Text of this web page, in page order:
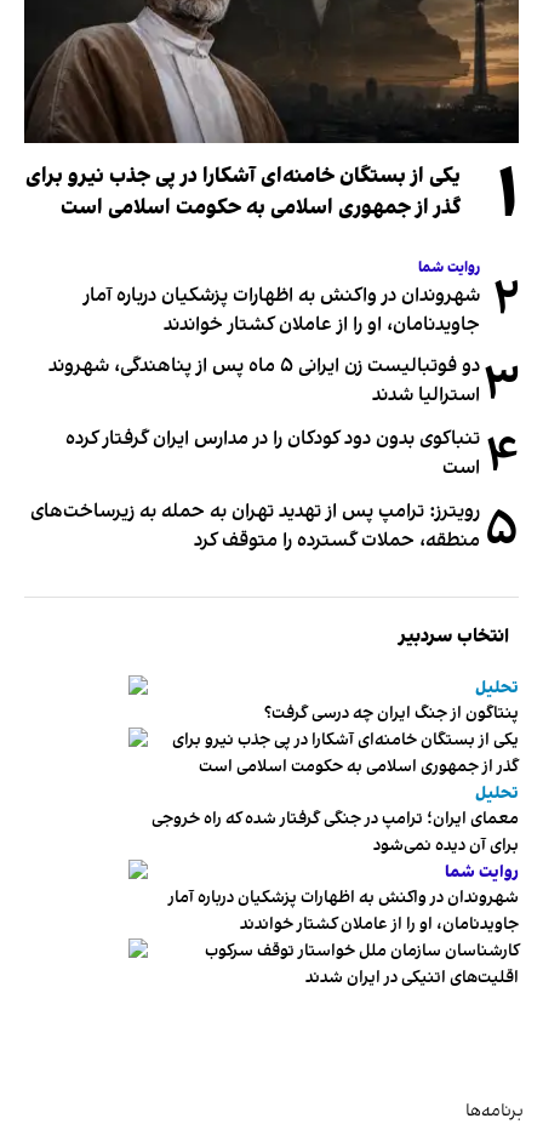
۱
یکی از بستگان خامنه‌ای آشکارا در پی جذب نیرو برای
گذر از جمهوری اسلامی به حکومت اسلامی است
۲ روایت شما
شهروندان در واکنش به اظهارات پزشکیان درباره آمار
جاویدنامان، او را از عاملان کشتار خواندند
۳
دو فوتبالیست زن ایرانی ۵ ماه پس از پناهندگی، شهروند
استرالیا شدند
۴ تنباکوی بدون دود کودکان را در مدارس ایران گرفتار کرده
است
۵ رویترز: ترامپ پس از تهدید تهران به حمله به زیرساخت‌های
منطقه، حملات گسترده را متوقف کرد
انتخاب سردبیر
تحلیل
پنتاگون از جنگ ایران چه درسی گرفت؟
یکی از بستگان خامنه‌ای آشکارا در پی جذب نیرو برای
گذر از جمهوری اسلامی به حکومت اسلامی است
تحلیل
معمای ایران؛ ترامپ در جنگی گرفتار شده که راه خروجی
برای آن دیده نمی‌شود
روایت شما
شهروندان در واکنش به اظهارات پزشکیان درباره آمار
جاویدنامان، او را از عاملان کشتار خواندند
کارشناسان سازمان ملل خواستار توقف سرکوب
اقلیت‌های اتنیکی در ایران شدند
برنامه‌ها